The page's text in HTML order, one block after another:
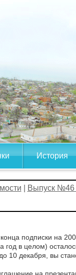
История
Выпуск №46
подписки на
год в целом)
10 декабря, вы